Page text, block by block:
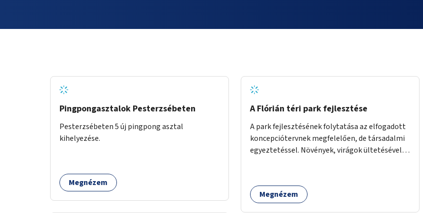
Pingpongasztalok Pesterzsébeten
Pesterzsébeten 5 új pingpong asztal
kihelyezése.
Megnézem
A Flórián téri park fejlesztése
A park fejlesztésének folytatása az elfogadott
koncepciótervnek megfelelően, de társadalmi
egyeztetéssel. Növények, virágok ültetésével, a
minősége.
Megnézem